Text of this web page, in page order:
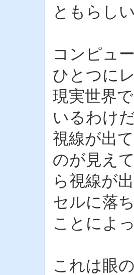
ともらし
コンピュ
ひとつに
現実世界
いるわけ
視線が出
のが見え
ら視線が
セルに落
ことによ
これは眼